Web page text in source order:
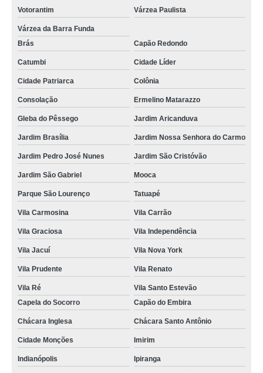
Votorantim Várzea Paulista
Várzea da Barra Funda
Brás
Capão Redondo
Catumbi Cidade Líder
Cidade Patriarca Colônia
Consolação Ermelino Matarazzo
Gleba do Pêssego Jardim Aricanduva
Jardim Brasília Jardim Nossa Senhora do Carmo
Jardim Pedro José Nunes Jardim São Cristóvão
Jardim São Gabriel Mooca
Parque São Lourenço Tatuapé
Vila Carmosina Vila Carrão
Vila Graciosa Vila Independência
Vila Jacuí Vila Nova York
Vila Prudente Vila Renato
Vila Ré
Vila Santo Estevão
Capela do Socorro
Capão do Embira
Chácara Inglesa Chácara Santo Antônio
Cidade Monções Imirim
Indianópolis Ipiranga